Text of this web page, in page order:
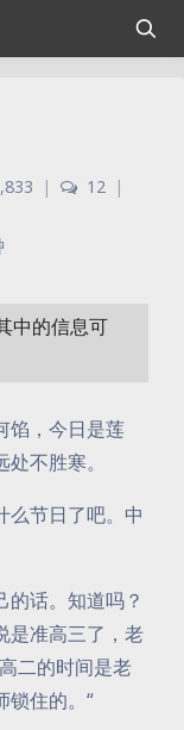
| 12 |
中的信息可
馅，今日是莲
不胜寒。
么节日了吧。中
的话。知道吗？
是准高三了，老
二的时间是老
锁住的。“